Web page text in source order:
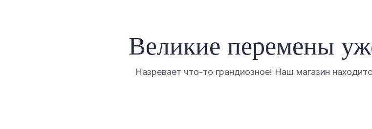
Великие перемены
Назревает что-то грандиозное! Наш магазин